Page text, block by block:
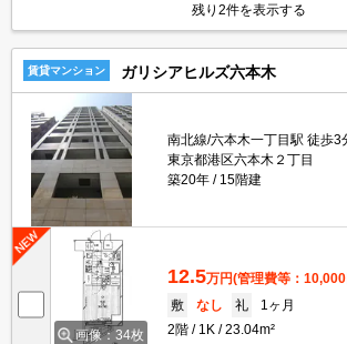
残り2件を表示する
賃貸マンション ガリシアヒルズ六本木
南北線/六本木一丁目駅 徒歩3
東京都港区六本木２丁目
築20年
15階建
画像：34枚
12.5万円(管理費等：
敷
なし 礼
1ヶ月
2階
1K 23.04m²